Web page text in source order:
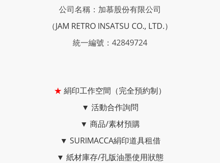
公司名稱：加慕股份有限公司
（JAM RETRO INSATSU CO., LTD.）
統一編號：42849724
★ 絹印工作空間（完全預約制）
▼ 活動合作詢問
▼ 商品/素材預購
▼ SURIMACCA絹印道具租借
▼ 紙材庫存/孔版油墨使用狀態